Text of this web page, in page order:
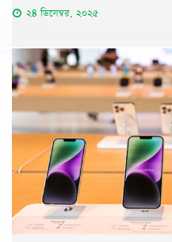
২৪ ডিসেম্বর, ২০২৫